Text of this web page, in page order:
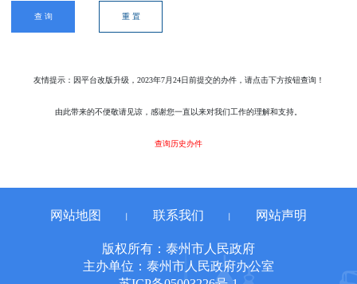
查 询 重 置
友情提示：因平台改版升级，2023年7月24日前提交的办件，请点击下方按钮查询！
由此带来的不便敬请见谅，感谢您一直以来对我们工作的理解和支持。
查询历史办件
网站地图 联系我们 网站声明
版权所有：泰州市人民政府
主办单位：泰州市人民政府办公室